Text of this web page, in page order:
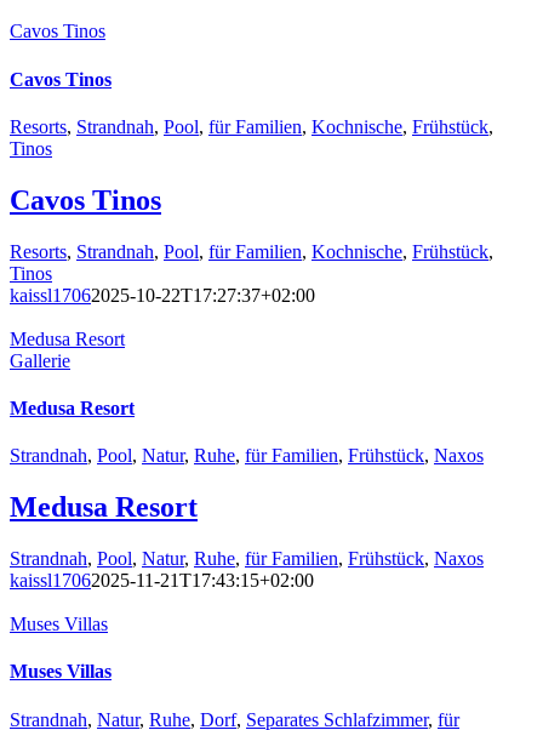
Cavos Tinos
Cavos Tinos
Resorts, Strandnah, Pool, für Familien, Kochnische, Frühstück,
Tinos
Cavos Tinos
Resorts, Strandnah, Pool, für Familien, Kochnische, Frühstück,
Tinos
kaissl17062025-10-22T17:27:37+02:00
Medusa Resort
Gallerie
Medusa Resort
Strandnah, Pool, Natur, Ruhe, für Familien, Frühstück, Naxos
Medusa Resort
Strandnah, Pool, Natur, Ruhe, für Familien, Frühstück, Naxos
kaissl17062025-11-21T17:43:15+02:00
Muses Villas
Muses Villas
Strandnah, Natur, Ruhe, Dorf, Separates Schlafzimmer, für